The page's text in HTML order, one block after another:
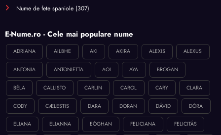
Nume de fete spaniole (307)
E-Nume.ro - Cele mai populare nume
ADRIANA AILBHE AKI AKIRA ALEXIS ALEXUS
ANTONIA ANTONIETTA AOI AYA BROGAN
BÉLA CALLISTO CARLIN CAROL CARY CLARA
CODY CÆLESTIS DARA DORAN DÁVID DÓRA
ELIANA ELIANNA EÓGHAN FELICIANA FELICITÁS